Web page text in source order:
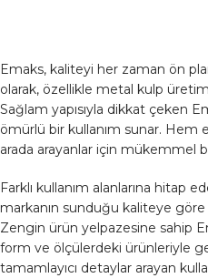
Emaks, kaliteyi her zaman ön
olarak, özellikle metal kulp
Sağlam yapısıyla dikkat çeken
ömürlü bir kullanım sunar. Hem
arada arayanlar için mükemmel
Farklı kullanım alanlarına hitap
markanın sunduğu kaliteye
Zengin ürün yelpazesine sahip
form ve ölçülerdeki ürünleriyle
tamamlayıcı detaylar arayan